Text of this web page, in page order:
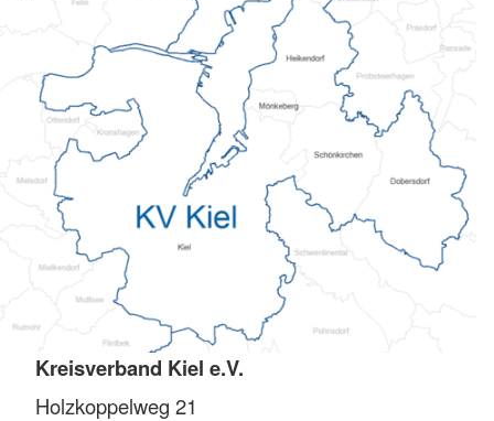
Kreisverband Kiel e.V.
Holzkoppelweg 21